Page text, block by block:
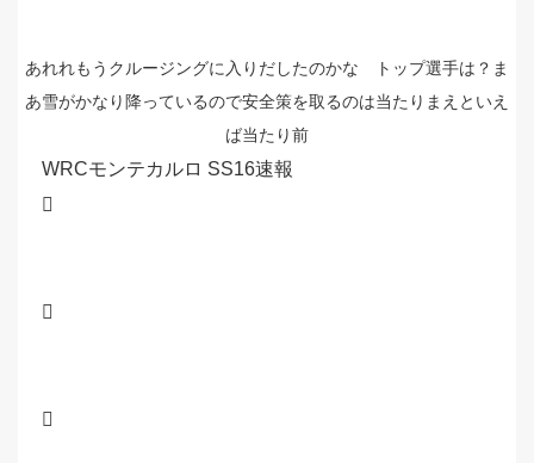
あれれもうクルージングに入りだしたのかな トップ選手は？ま
あ雪がかなり降っているので安全策を取るのは当たりまえといえ
ば当たり前
WRCモンテカルロ SS16速報


